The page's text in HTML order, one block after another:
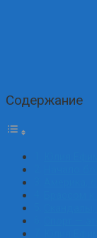
Содержание